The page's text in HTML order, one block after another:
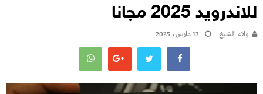
للاندرويد 2025 مجانا
ولاء الشيخ 13 مارس، 2025